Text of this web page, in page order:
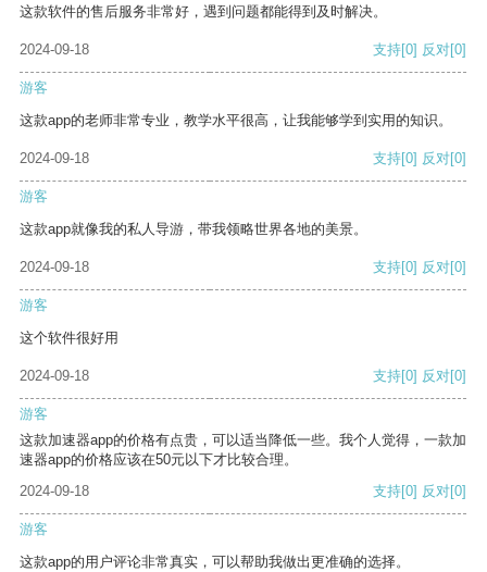
这款软件的售后服务非常好，遇到问题都能得到及时解决。
2024-09-18 支持[0] 反对[0]
游客
这款app的老师非常专业，教学水平很高，让我能够学到实用的知识。
2024-09-18 支持[0] 反对[0]
游客
这款app就像我的私人导游，带我领略世界各地的美景。
2024-09-18 支持[0] 反对[0]
游客
这个软件很好用
2024-09-18 支持[0] 反对[0]
游客
这款加速器app的价格有点贵，可以适当降低一些。我个人觉得，一款加
速器app的价格应该在50元以下才比较合理。
2024-09-18
支持[0] 反对[0]
游客
这款app的用户评论非常真实，可以帮助我做出更准确的选择。